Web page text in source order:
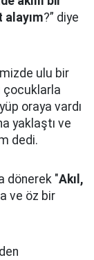
alayım?” diye
ulu bir
çocuklarla
oraya vardı
yaklaştı ve
dedi.
dönerek "Akıl,
ve öz bir